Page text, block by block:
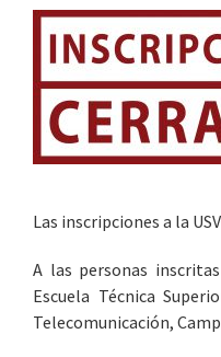
Las inscripciones a la
A las personas
Escuela Técnica
Telecomunicación,